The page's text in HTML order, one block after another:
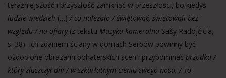
teraźniejszość i przyszłość zamknąć w przeszłości, bo kiedyś
ludzie wiedzieli (…) / co należało / świętować, świętowali bez
względu / na ofiary(z tekstu Muzyka kameralna Sašy Radojčicia,
s. 38). Ich zdaniem ściany w domach Serbów powinny być
ozdobione obrazami bohaterskich scen i przypominać przodka /
który złuszczył dni / w szkarłatnym cieniu swego nosa. / To